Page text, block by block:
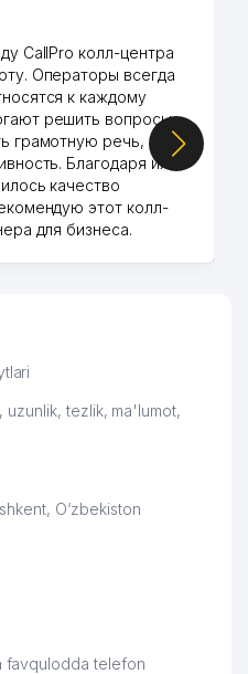
CallPro колл-центра
Операторы всегда
к каждому
решить вопросы.
грамотную речь,
Благодаря их
качество
этот колл-
для бизнеса.
uzunlik, tezlik, ma'lumot,
O‘zbekiston
favqulodda telefon